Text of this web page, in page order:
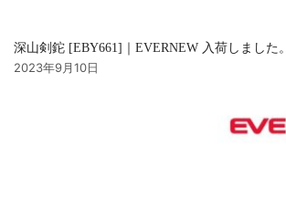
深山剣鉈 [EBY661]｜EVERNEW 入荷しました。
2023年9月10日